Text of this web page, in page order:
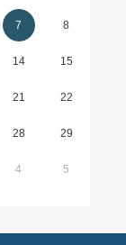
7 8
14 15
21 22
28 29
4 5